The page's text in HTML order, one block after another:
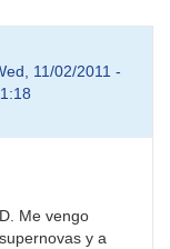
11/02/2011 -
Me vengo
y a